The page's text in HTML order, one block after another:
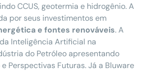
CCUS, geotermia e hidrogênio. A
por seus investimentos em
e fontes renováveis. A
Inteligência Artificial na
do Petróleo apresentando
Perspectivas Futuras. Já a Bluware